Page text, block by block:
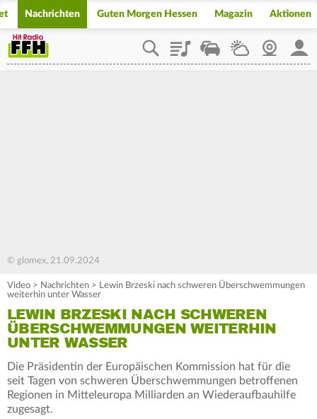
Nachrichten Guten Morgen Hessen Magazin Aktionen
PlaylistStaupilotWetterWebcam
© glomex, 21.09.2024
Video > Nachrichten > Lewin Brzeski nach schweren Überschwemmungen
weiterhin unter Wasser
LEWIN BRZESKI NACH SCHWEREN
ÜBERSCHWEMMUNGEN WEITERHIN
UNTER WASSER
Die Präsidentin der Europäischen Kommission hat für die
seit Tagen von schweren Überschwemmungen betroffenen
Regionen in Mitteleuropa Milliarden an Wiederaufbauhilfe
zugesagt.